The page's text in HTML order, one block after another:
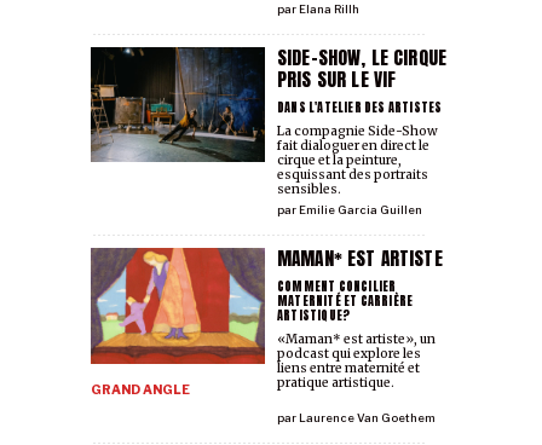
parElana Rillh
SIDE-SHOW, LE CIRQUE
PRIS SUR LE VIF
DANS L'ATELIER DES ARTISTES
parEmilie Garcia Guillen
La compagnie Side-Show
fait dialoguer en direct le
cirque et la peinture,
esquissant des portraits
sensibles.
MAMAN* EST ARTISTE
COMMENT CONCILIER
MATERNITÉ ET CARRIÈRE
ARTISTIQUE?
GRAND ANGLE
parLaurence Van Goethem
«Maman* est artiste», un
podcast qui explore les
liens entre maternité et
pratique artistique.